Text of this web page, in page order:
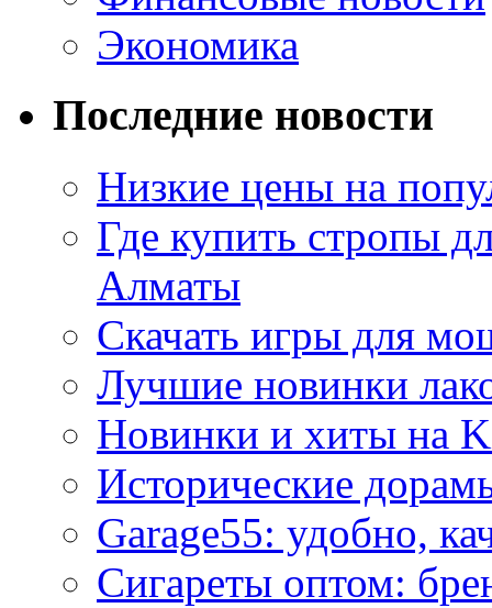
Экономика
Последние новости
Низкие цены на
Где купить стропы
Алматы
Скачать игры для
Лучшие новинки
Новинки и хиты на
Исторические
Garage55: удобно,
Сигареты оптом: